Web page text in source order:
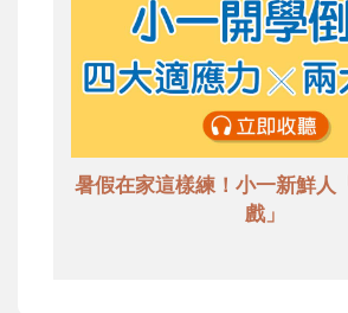
暑假在家這樣練！小一新鮮人
戲」